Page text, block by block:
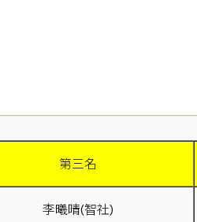
第三名
李曦晴(智社)